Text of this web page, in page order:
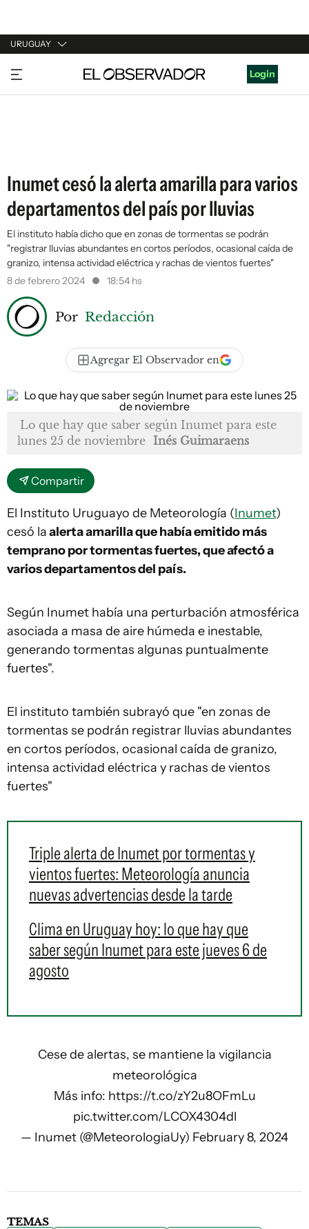
URUGUAY
URUGUAY
ARGENTINA
Login
Inumet cesó la alerta amarilla para varios
departamentos del país por lluvias
El instituto había dicho que en zonas de tormentas se podrán
"registrar lluvias abundantes en cortos períodos, ocasional caída de
granizo, intensa actividad eléctrica y rachas de vientos fuertes"
8 de febrero 2024
18:54 hs
Por Redacción
Agregar El Observador en
Lo que hay que saber según Inumet para este
lunes 25 de noviembre Inés Guimaraens
Compartir
El Instituto Uruguayo de Meteorología (Inumet)
cesó laalerta amarilla que había emitido más
temprano por tormentas fuertes, que afectó a
varios departamentos del país.
Según Inumet había una perturbación atmosférica
asociada a masa de aire húmeda e inestable,
generando tormentas algunas puntualmente
fuertes".
El instituto también subrayó que "en zonas de
tormentas se podrán registrar lluvias abundantes
en cortos períodos, ocasional caída de granizo,
intensa actividad eléctrica y rachas de vientos
fuertes"
Triple alerta de Inumet por tormentas y
vientos fuertes: Meteorología anuncia
nuevas advertencias desde la tarde
Clima en Uruguay hoy: lo que hay que
saber según Inumet para este jueves 6 de
agosto
Cese de alertas, se mantiene la vigilancia
meteorológica
Más info: https://t.co/zY2u8OFmLu
pic.twitter.com/LCOX4304dl
— Inumet (@MeteorologiaUy) February 8, 2024
TEMAS